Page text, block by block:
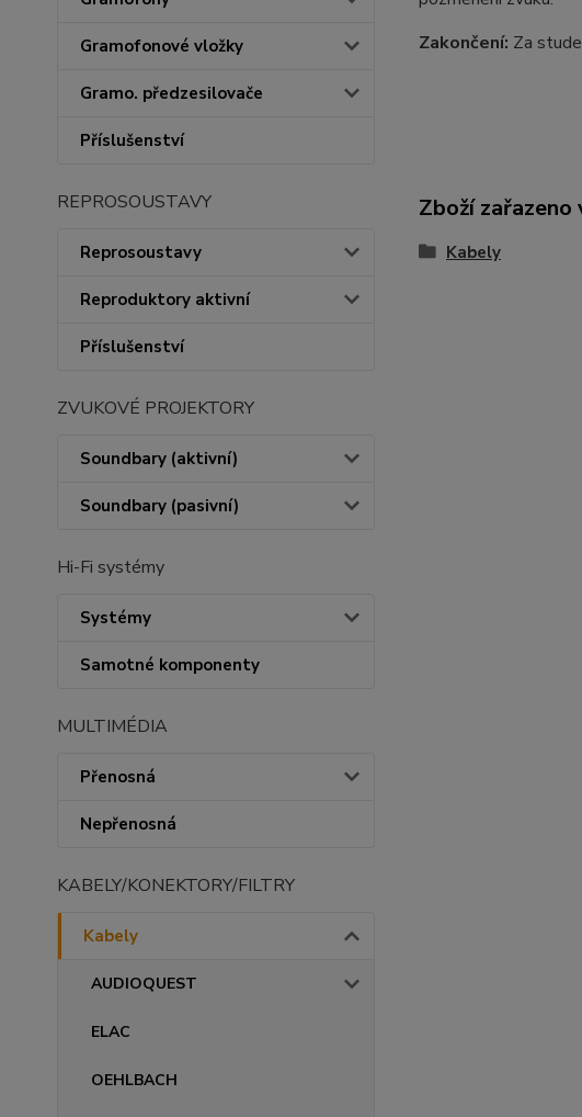
Gramofonové vložky
Gramo. předzesilovače
Příslušenství
REPROSOUSTAVY
Reprosoustavy
Reproduktory aktivní
Příslušenství
ZVUKOVÉ PROJEKTORY
Soundbary (aktivní)
Soundbary (pasivní)
Hi-Fi systémy
Systémy
Samotné komponenty
MULTIMÉDIA
Přenosná
Nepřenosná
KABELY/KONEKTORY/FILTRY
Kabely
AUDIOQUEST
ELAC
OEHLBACH
Zakončení: Za
Zboží
Kabely